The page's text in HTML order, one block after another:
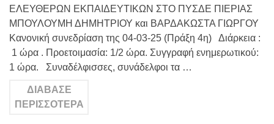
ΕΛΕΥΘΕΡΩΝ ΕΚΠΑΙΔΕΥΤΙΚΩΝ ΣΤΟ ΠΥΣΔΕ ΠΙΕΡΙΑΣ
ΜΠΟΥΛΟΥΜΗ ΔΗΜΗΤΡΙΟΥ και ΒΑΡΔΑΚΩΣΤΑ ΓΙΩΡΓΟΥ
Κανονική συνεδρίαση της 04-03-25 (Πράξη 4η) Διάρκεια :
1 ώρα . Προετοιμασία: 1/2 ώρα. Συγγραφή ενημερωτικού:
1 ώρα. Συναδέλφισσες, συνάδελφοι τα …
ΔΙΆΒΑΣΕ
ΠΕΡΙΣΣΌΤΕΡΑ